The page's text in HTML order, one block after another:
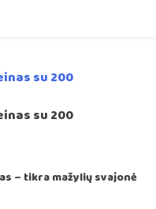
– tikra mažylių svajonė